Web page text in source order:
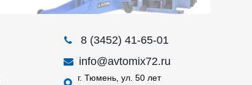
8 (3452) 41-65-01
info@avtomix72.ru
г. Тюмень, ул. 50 лет